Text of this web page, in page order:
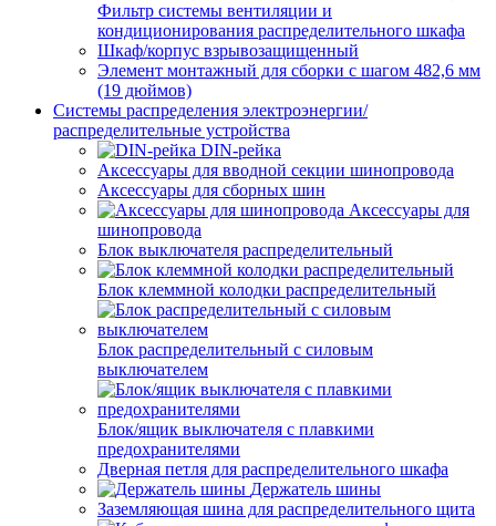
Фильтр системы вентиляции и
кондиционирования распределительного шкафа
Шкаф/корпус взрывозащищенный
Элемент монтажный для сборки с шагом 482,6 мм
(19 дюймов)
Системы распределения электроэнергии/
распределительные устройства
DIN-рейка
Аксессуары для вводной секции шинопровода
Аксессуары для сборных шин
Аксессуары для
шинопровода
Блок выключателя распределительный
Блок клеммной колодки распределительный
Блок распределительный с силовым
выключателем
Блок/ящик выключателя с плавкими
предохранителями
Дверная петля для распределительного шкафа
Держатель шины
Заземляющая шина для распределительного щита